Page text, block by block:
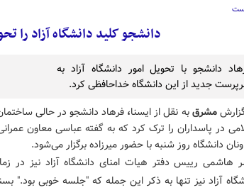
دانشجو کلید دانشگاه آزاد را
دانشجو با تحویل امور دانشگاه آزاد به
جدید از این دانشگاه خداحافظی کرد.
مشرقبه نقل از ایسنا، فرهاد دانشجو در حالی
در پاسداران را ترک کرد که به گفته عباسی معاون
دانشگاه روز شنبه با حضور میرزاده برگزار می‌شود.
هاشمی رییس دفتر هیات امنای دانشگاه آزاد نیز در
آزاد نیز تنها به ذکر این جمله که "جلسه خوبی بود."